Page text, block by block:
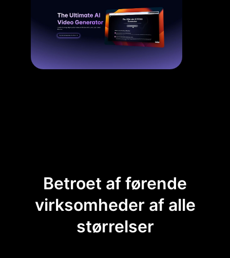
Betroet af førende
virksomheder af alle
størrelser